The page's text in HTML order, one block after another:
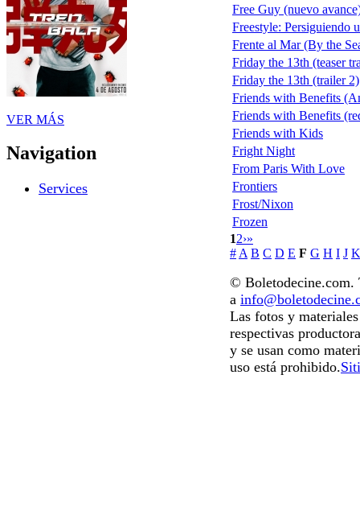
VER MÁS
Navigation
Services
Free Guy (nuevo
Freestyle: Persiguiendo
Frente al Mar (By the
Friday the 13th (teaser
Friday the 13th (trailer 2)
Friends with Benefits
Friends with Benefits
Friends with Kids
Fright Night
From Paris With Love
Frontiers
Frost/Nixon
Frozen
12›»
# A B C D E F G H I J K
© Boletodecine.com.
a
Las fotos y
respectivas
y se usan como
uso está prohibido.